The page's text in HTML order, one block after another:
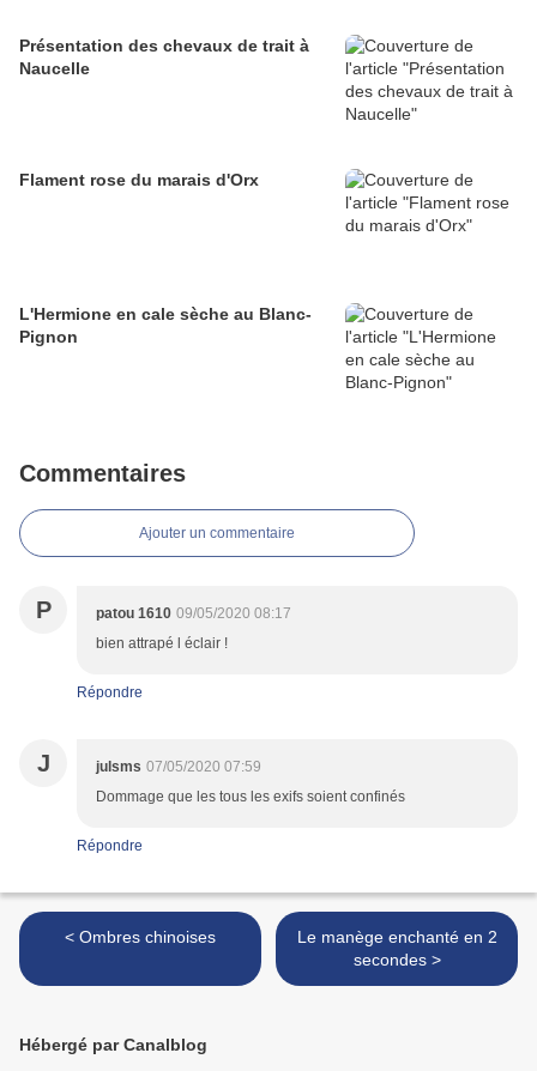
Présentation des chevaux de trait à
Naucelle
Flament rose du marais d'Orx
L'Hermione en cale sèche au Blanc-
Pignon
Commentaires
Ajouter un commentaire
P patou 1610 09/05/2020 08:17
bien attrapé l éclair !
Répondre
J julsms 07/05/2020 07:59
Dommage que les tous les exifs soient confinés
Répondre
< Ombres chinoises
Le manège enchanté en 2
secondes >
Hébergé par Canalblog